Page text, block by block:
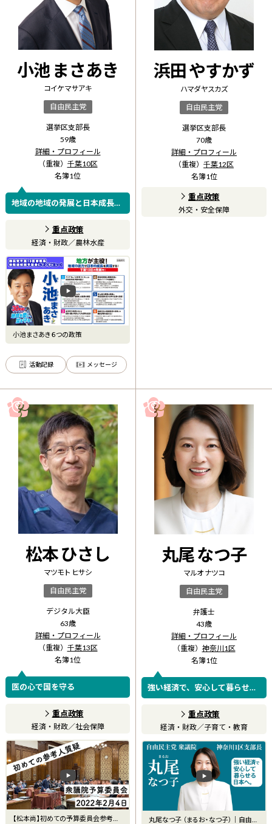
小池 まさあき
コイケ マサアキ
自由民主党
選挙区支部長
59歳
詳細・プロフィール
（重複） 千葉10区
名簿1位
地域の地域の発展と日本成長の
ために！
重点政策
経済・財政／農林水産
小池まさあき６つの政策
活動記録 メッセージ
浜田 やすかず
ハマダ ヤスカズ
自由民主党
選挙区支部長
70歳
詳細・プロフィール
（重複） 千葉12区
名簿1位
重点政策
外交・安全保障
松本 ひさし
マツモト ヒサシ
自由民主党
デジタル大臣
63歳
詳細・プロフィール
（重複） 千葉13区
名簿1位
医の心で国を守る
重点政策
経済・財政／社会保障
【松本尚】初めての予算委員会参考人
丸尾 なつ子
マルオ ナツコ
自由民主党
弁護士
43歳
詳細・プロフィール
（重複） 神奈川1区
名簿1位
強い経済で、安心して暮らせる
日本へ。
重点政策
経済・財政／子育て・教育
丸尾なつ子 （まるお・なつ子）｜自由民